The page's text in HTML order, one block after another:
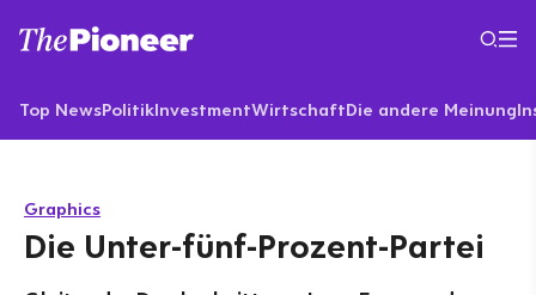
Top NewsPolitikInvestmentWirtschaftDie andere Meinung
Graphics
Die Unter-fünf-Prozent-Partei